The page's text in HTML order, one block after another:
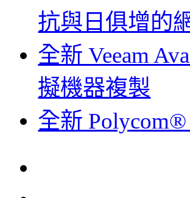
抗與日俱增的
全新 Veeam
擬機器複製
全新 Polycom®